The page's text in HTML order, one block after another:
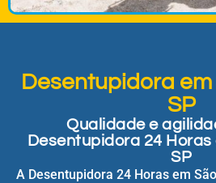
Desentupidora
SP
Qualidade e
Desentupidora 24 Horas
SP
A Desentupidora 24 Horas em